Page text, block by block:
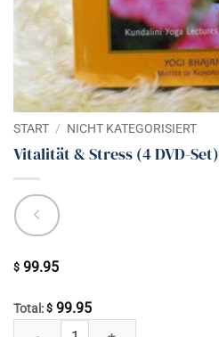
START / NICHT KATEGORISIERT
Vitalität & Stress (4 DVD-Set)
$ 99.95
Total: $ 99.95
Vitalität & Stress (4 DVD-Set) Menge